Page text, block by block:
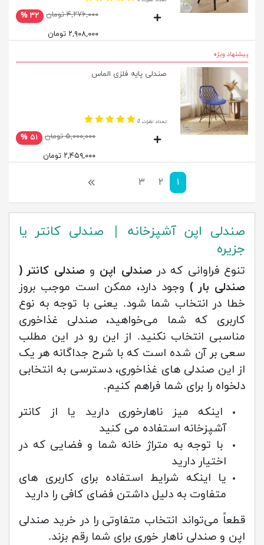
۴,۲۷۶,۰۰۰ تومان
۳۲ %
۲,۹۰۸,۰۰۰ تومان
پیشنهاد ویژه
صندلی پایه فلزی الماس
تعداد نظرات 0
۵,۰۰۰,۰۰۰ تومان
۵۱ %
۲,۴۵۹,۰۰۰ تومان
۱ ۲ ۳ بعدی
صندلی اپن آشپزخانه | صندلی کانتر یا
جزیره
تنوع فراوانی که در صندلی اپن و صندلی کانتر (
صندلی بار ) وجود دارد، ممکن است موجب بروز
خطا در انتخاب شما شود. یعنی با توجه به نوع
کاربری که شما می‌خواهید، صندلی غذاخوری
مناسبی انتخاب نکنید. از این رو در این مطلب
سعی بر آن شده است که با شرح جداگانه هر یک
از این صندلی های غذاخوری، دسترسی به انتخابی
دلخواه را برای شما فراهم کنیم.
اینکه میز ناهارخوری دارید یا از کانتر
آشپزخانه استفاده می کنید
با توجه به متراژ خانه شما و فضایی که در
اختیار دارید
یا اینکه شرایط استفاده برای کاربری های
متفاوت به دلیل داشتن فضای کافی را دارید
قطعاً می‌تواند انتخاب متفاوتی را در خرید صندلی
اپن و صندلی ناهار خوری برای شما رقم بزند.